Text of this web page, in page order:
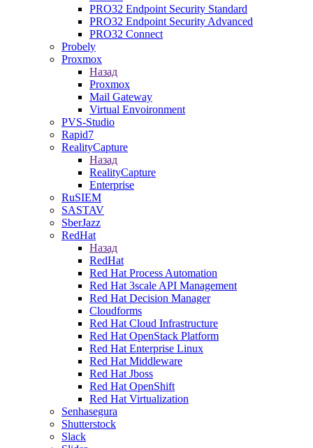
PRO32 Endpoint Security Standard
PRO32 Endpoint Security Advanced
PRO32 Connect
Probely
Proxmox
Назад
Proxmox
Mail Gateway
Virtual Envoironment
PVS-Studio
Rapid7
RealityCapture
Назад
RealityCapture
Enterprise
RuSIEM
SASTAV
SberJazz
RedHat
Назад
RedHat
Red Hat Process Automation
Red Hat 3scale API Management
Red Hat Decision Manager
Cloudforms
Red Hat Cloud Infrastructure
Red Hat OpenStack Platform
Red Hat Enterprise Linux
Red Hat Middleware
Red Hat Jboss
Red Hat OpenShift
Red Hat Virtualization
Senhasegura
Shutterstock
Slack